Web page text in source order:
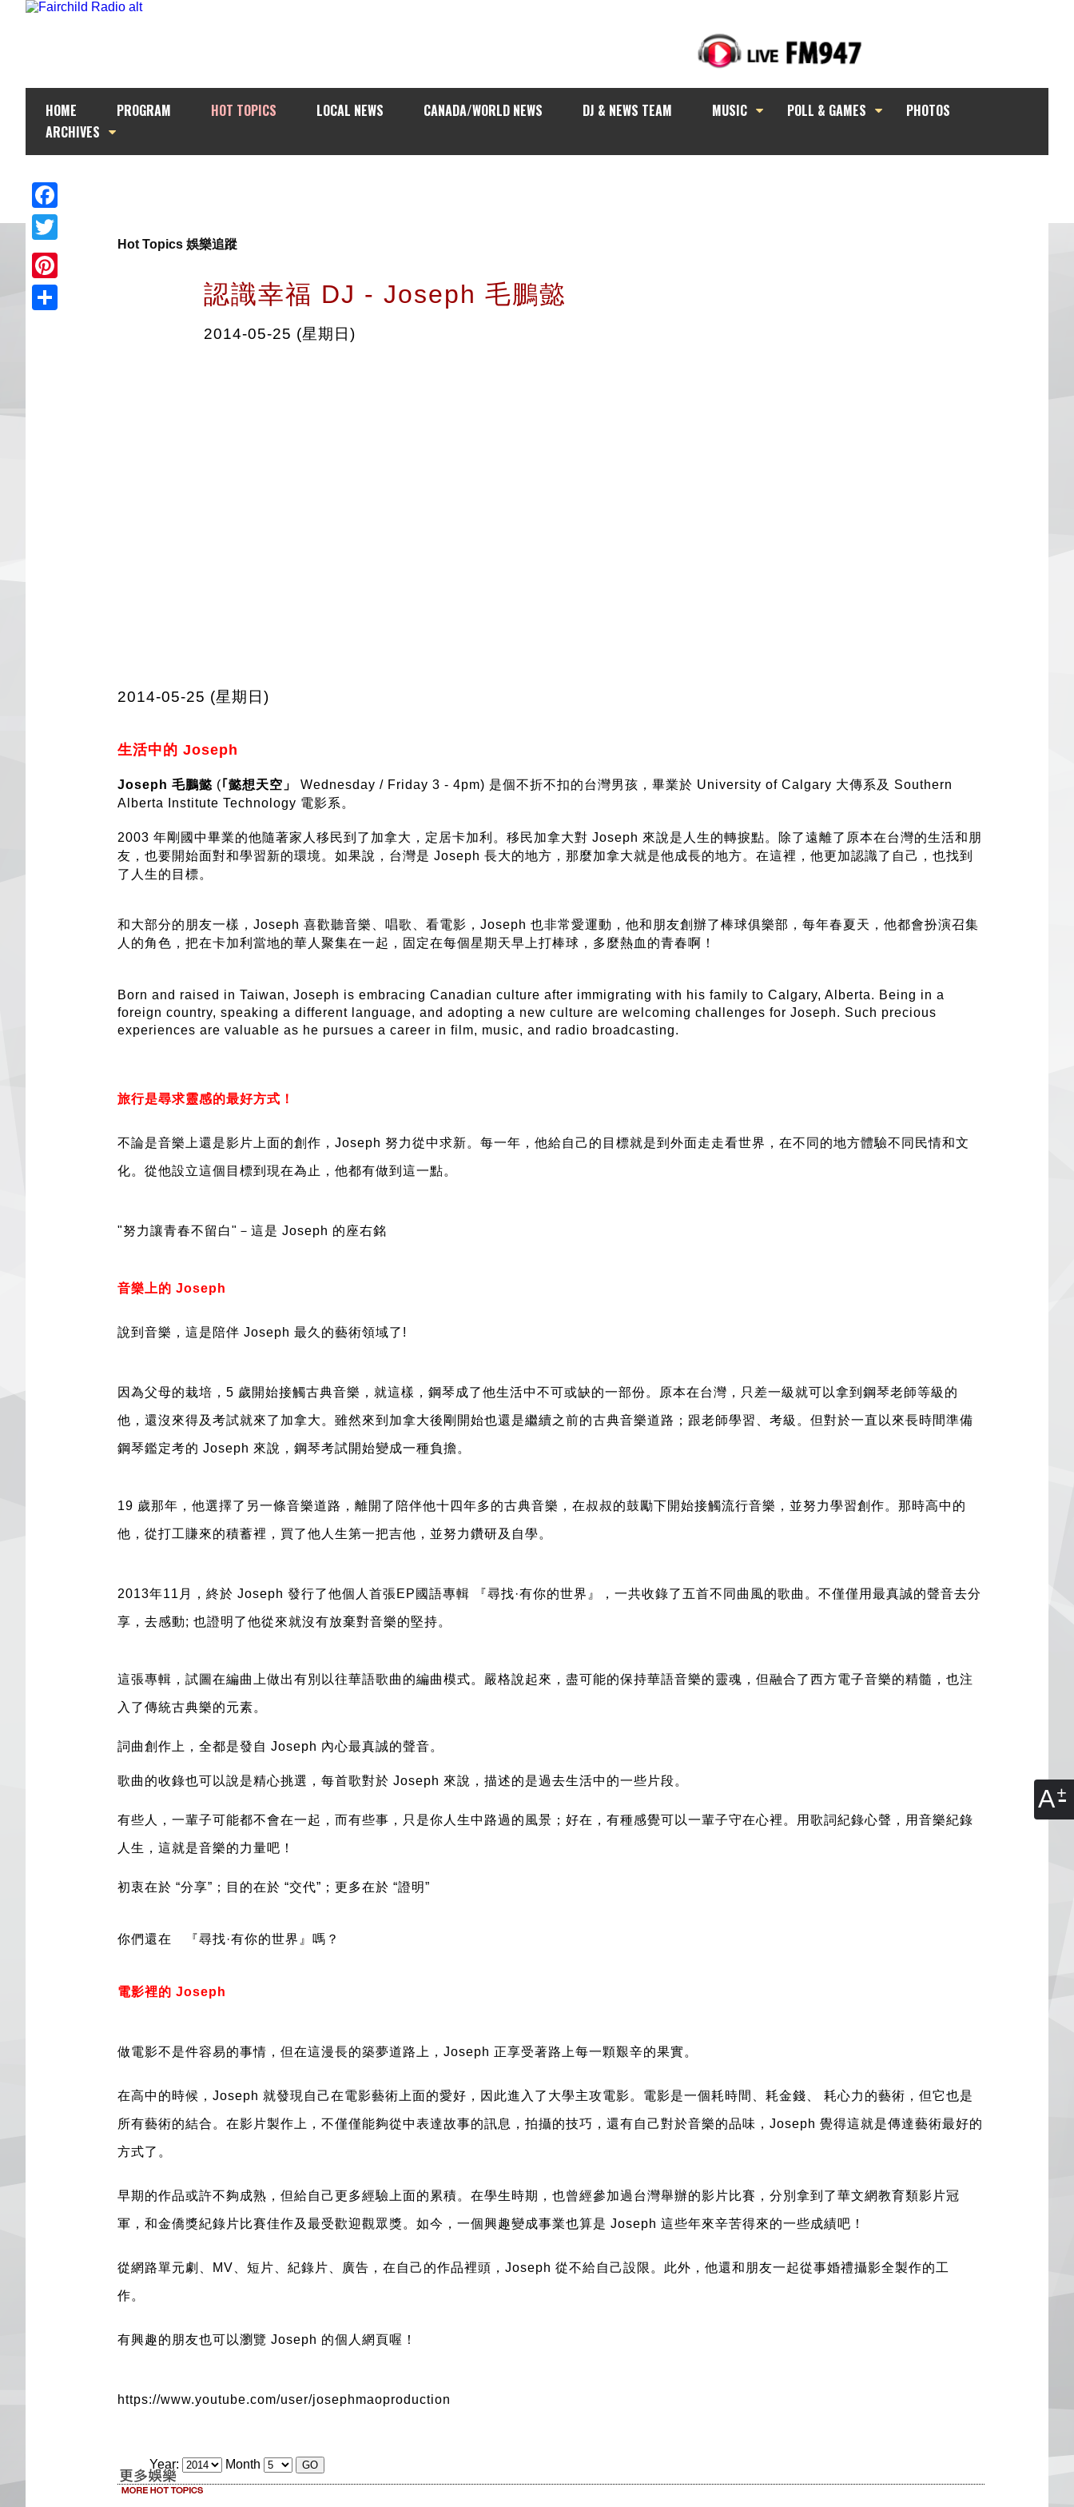
A
HOME PROGRAM HOT TOPICS LOCAL NEWS CANADA/WORLD NEWS DJ & NEWS TEAM MUSIC POLL & GAMES
PHOTOS
ARCHIVES
Facebook
Twitter
Pinterest
Hot Topics 娛樂追蹤
認識幸福 DJ - Joseph 毛鵬懿
2014-05-25 (星期日)
2014-05-25 (星期日)
生活中的 Joseph
Joseph 毛鵬懿 (｢懿想天空」 Wednesday / Friday 3 - 4pm) 是個不折不扣的台灣男孩，畢業於 University of Calgary 大傳系及 Southern
Alberta Institute Technology 電影系。
2003 年剛國中畢業的他隨著家人移民到了加拿大，定居卡加利。移民加拿大對 Joseph 來說是人生的轉捩點。除了遠離了原本在台灣的生活和朋
友，也要開始面對和學習新的環境。如果說，台灣是 Joseph 長大的地方，那麼加拿大就是他成長的地方。在這裡，他更加認識了自己，也找到
了人生的目標。
和大部分的朋友一樣，Joseph 喜歡聽音樂、唱歌、看電影，Joseph 也非常愛運動，他和朋友創辦了棒球俱樂部，每年春夏天，他都會扮演召集
人的角色，把在卡加利當地的華人聚集在一起，固定在每個星期天早上打棒球，多麼熱血的青春啊！
Born and raised in Taiwan, Joseph is embracing Canadian culture after immigrating with his family to Calgary, Alberta. Being in a
foreign country, speaking a different language, and adopting a new culture are welcoming challenges for Joseph. Such precious
experiences are valuable as he pursues a career in film, music, and radio broadcasting.
旅行是尋求靈感的最好方式！
不論是音樂上還是影片上面的創作，Joseph 努力從中求新。每一年，他給自己的目標就是到外面走走看世界，在不同的地方體驗不同民情和文
化。從他設立這個目標到現在為止，他都有做到這一點。
"努力讓青春不留白"－這是 Joseph 的座右銘
音樂上的 Joseph
說到音樂，這是陪伴 Joseph 最久的藝術領域了!
因為父母的栽培，5 歲開始接觸古典音樂，就這樣，鋼琴成了他生活中不可或缺的一部份。原本在台灣，只差一級就可以拿到鋼琴老師等級的
他，還沒來得及考試就來了加拿大。雖然來到加拿大後剛開始也還是繼續之前的古典音樂道路；跟老師學習、考級。但對於一直以來長時間準備
鋼琴鑑定考的 Joseph 來說，鋼琴考試開始變成一種負擔。
19 歲那年，他選擇了另一條音樂道路，離開了陪伴他十四年多的古典音樂，在叔叔的鼓勵下開始接觸流行音樂，並努力學習創作。那時高中的
他，從打工賺來的積蓄裡，買了他人生第一把吉他，並努力鑽研及自學。
2013年11月，終於 Joseph 發行了他個人首張EP國語專輯 『尋找·有你的世界』，一共收錄了五首不同曲風的歌曲。不僅僅用最真誠的聲音去分
享，去感動; 也證明了他從來就沒有放棄對音樂的堅持。
這張專輯，試圖在編曲上做出有別以往華語歌曲的編曲模式。嚴格說起來，盡可能的保持華語音樂的靈魂，但融合了西方電子音樂的精髓，也注
入了傳統古典樂的元素。
詞曲創作上，全都是發自 Joseph 內心最真誠的聲音。
歌曲的收錄也可以說是精心挑選，每首歌對於 Joseph 來說，描述的是過去生活中的一些片段。
有些人，一輩子可能都不會在一起，而有些事，只是你人生中路過的風景；好在，有種感覺可以一輩子守在心裡。用歌詞紀錄心聲，用音樂紀錄
人生，這就是音樂的力量吧！
初衷在於 “分享”；目的在於 “交代”；更多在於 “證明”
你們還在 『尋找·有你的世界』嗎？
電影裡的 Joseph
做電影不是件容易的事情，但在這漫長的築夢道路上，Joseph 正享受著路上每一顆艱辛的果實。
在高中的時候，Joseph 就發現自己在電影藝術上面的愛好，因此進入了大學主攻電影。 電影是一個耗時間 耗金錢、 耗心力的藝術 ， 但它也是
所有藝術的結合。在影片製作上，不僅僅能夠從中表達故事的訊息，拍攝的技巧，還有自己對於音樂的品味，Joseph 覺得這就是傳達藝術最好的
方式了。
早期的作品或許不夠成熟，但給自己更多經驗上面的累積。在學生時期，也曾經參加過台灣舉辦的影片比賽，分別拿到了華文網教育類影片冠
軍，和金僑獎紀錄片比賽佳作及最受歡迎觀眾獎。如今，一個興趣變成事業也算是 Joseph 這些年來辛苦得來的一些成績吧！
從網路單元劇、MV、短片、紀錄片、廣告，在自己的作品裡頭，Joseph 從不給自己設限。此外，他還和朋友一起從事婚禮攝影全製作的工
作。
有興趣的朋友也可以瀏覽 Joseph 的個人網頁喔！
https://www.youtube.com/user/josephmaoproduction
Year: Month